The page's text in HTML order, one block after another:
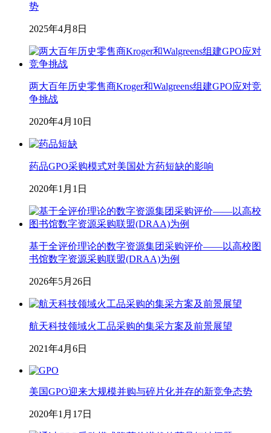
势
2025年4月8日
两大百年历史零售商Kroger和Walgreens组建GPO应对竞
争挑战
2020年4月10日
药品GPO采购模式对美国处方药短缺的影响
2020年1月1日
基于全评价理论的数字资源集团采购评价——以高校图
书馆数字资源采购联盟(DRAA)为例
2026年5月26日
航天科技领域火工品采购的集采方案及前景展望
2021年4月6日
美国GPO迎来大规模并购与碎片化并存的新竞争态势
2020年1月17日